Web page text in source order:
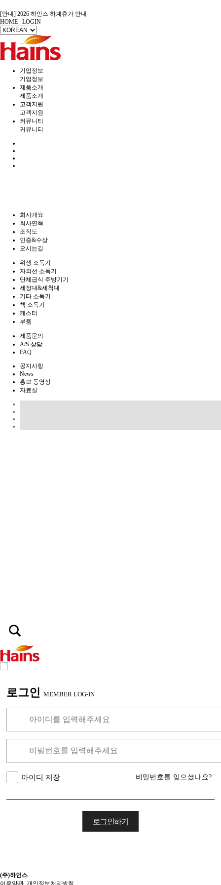
[안내] 2026 하인스 하계휴가 안내
[안내] 2026년 7월 제헌절 배차 안내
[안내] 2026년 5월 연휴 배송 안내
[안내] 2026 설날 연휴 배송 안내
[안내] 2025 연말 휴일 안내문
[출고] ◆ 제품 출고 안내 ◆
[보듬서비스] AS 현장 직접 방문으로 책임을 다하는 고객 감동 서비스
[㈜하인스] 홈페이지 리뉴얼 안내
[안내] 2026 하인스 하계휴가 안내
HOME LOGIN
기업정보
기업정보
제품소개
제품소개
고객지원
고객지원
커뮤니티
커뮤니티
회사개요
회사연혁
조직도
인증&수상
오시는길
위생 소독기
자외선 소독기
단체급식 주방기기
세정대&세척대
기타 소독기
책 소독기
캐스터
부품
제품문의
A/S 상담
FAQ
공지사항
News
홍보 동영상
자료실
로그인MEMBER LOG-IN
아이디 저장 비밀번호를 잊으셨나요?
(주)하인스
이용약관 개인정보처리방침